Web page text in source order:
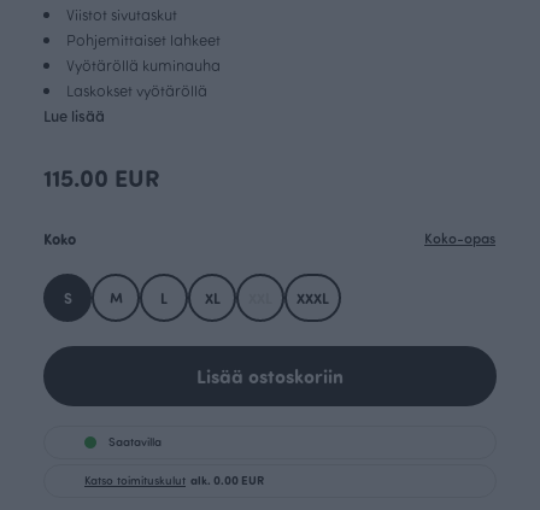
Viistot sivutaskut
Pohjemittaiset lahkeet
Vyötäröllä kuminauha
Laskokset vyötäröllä
Lue lisää
115.00 EUR
Koko Koko-opas
S M L XL XXXL
Lisää ostoskoriin
Saatavilla
Katso toimituskulut alk. 0.00 EUR